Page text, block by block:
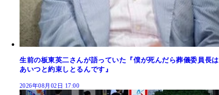
生前の板東英二さんが語っていた『僕が死んだら葬儀委員長は
あいつと約束しとるんです』
2026年08月02日 17:00